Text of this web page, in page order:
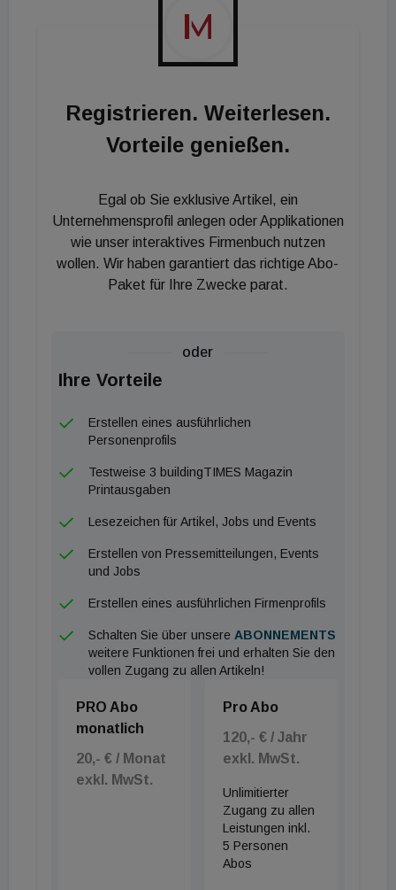
Registrieren. Weiterlesen.
Vorteile genießen.
Egal ob Sie exklusive Artikel, ein
Unternehmensprofil anlegen oder Applikationen
wie unser interaktives Firmenbuch nutzen
wollen. Wir haben garantiert das richtige Abo-
Paket für Ihre Zwecke parat.
oder
Ihre Vorteile
Erstellen eines ausführlichen
Personenprofils
Testweise 3 buildingTIMES Magazin
Printausgaben
Lesezeichen für Artikel, Jobs und Events
Erstellen von Pressemitteilungen, Events
und Jobs
Erstellen eines ausführlichen Firmenprofils
Schalten Sie über unsere ABONNEMENTS
weitere Funktionen frei und erhalten Sie den
vollen Zugang zu allen Artikeln!
PRO Abo
monatlich
20,- € / Monat
exkl. MwSt.
Pro Abo
120,- € / Jahr
exkl. MwSt.
Unlimitierter
Zugang zu allen
Leistungen inkl.
5 Personen
Abos